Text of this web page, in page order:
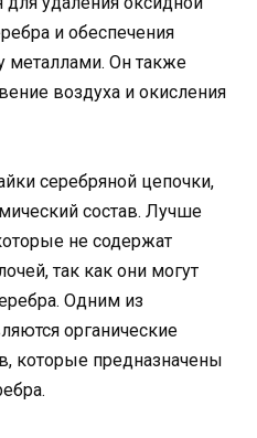
и обеспечения
металлами. Он также
воздуха и окисления
серебряной цепочки,
состав. Лучше
не содержат
так как они могут
Одним из
органические
которые предназначены